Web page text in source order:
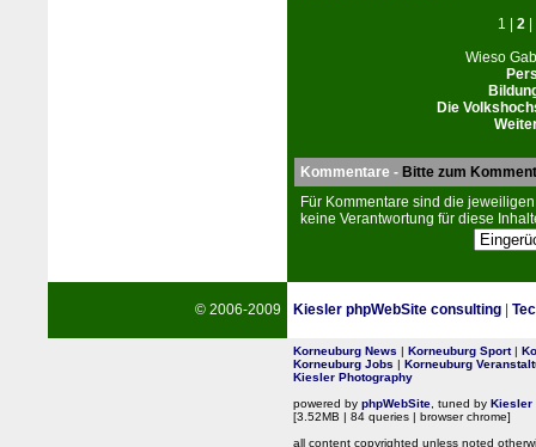
1 | 2
Wieso
Die
Kommentare - Bitte zum
Für Kommentare sind die
keine Verantwortung für diese
© 2006-2009 Kiesler phpWebSite consulting
Korneuburg News | Korneuburg Sport|
Korneuburg Jobs | Korneuburg
Kiesler Photography
powered by phpWebSite , tuned by Kiesler
[3.52MB | 84 queries | browser chrome]
all content copyrighted unless noted